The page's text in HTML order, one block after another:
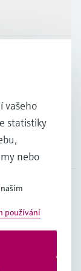
AG
vašeho
statistiky
nebo
používání